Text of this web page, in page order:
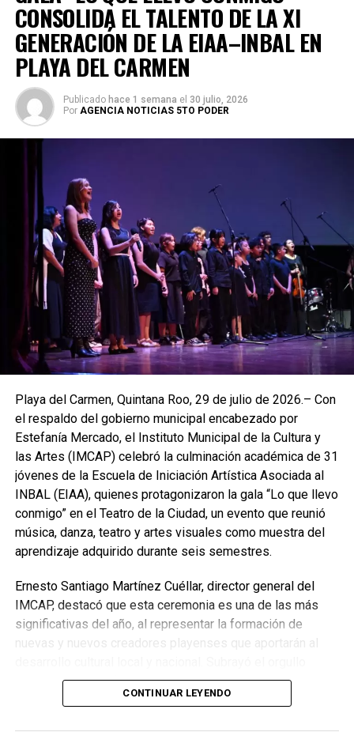
CONSOLIDA EL TALENTO DE LA XI
GENERACIÓN DE LA EIAA–INBAL EN
PLAYA DEL CARMEN
Publicado hace 1 semana el 30 julio, 2026
Por AGENCIA NOTICIAS 5TO PODER
Playa del Carmen, Quintana Roo, 29 de julio de 2026.– Con
el respaldo del gobierno municipal encabezado por
Estefanía Mercado, el Instituto Municipal de la Cultura y
las Artes (IMCAP) celebró la culminación académica de 31
jóvenes de la Escuela de Iniciación Artística Asociada al
INBAL (EIAA), quienes protagonizaron la gala “Lo que llevo
conmigo” en el Teatro de la Ciudad, un evento que reunió
música, danza, teatro y artes visuales como muestra del
aprendizaje adquirido durante seis semestres.
Ernesto Santiago Martínez Cuéllar, director general del
IMCAP, destacó que esta ceremonia es una de las más
significativas del año, al representar la formación de
nuevas y nuevos creadores playenses que aportarán al
compartido entre familias, docentes y el propio instituto
por el compromiso demostrado por la XI Generación.
CONTINUAR LEYENDO